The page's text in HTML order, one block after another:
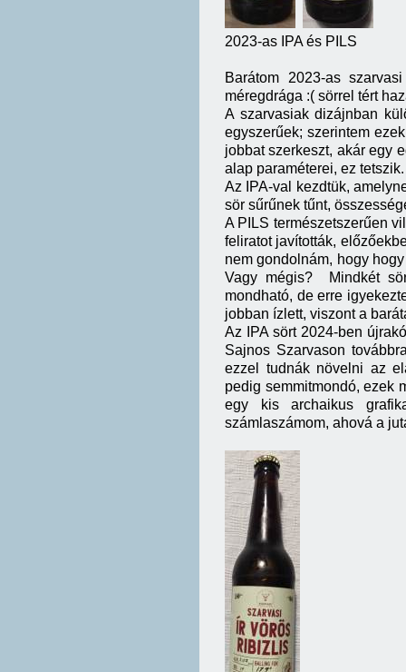
2023-as IPA és PILS
Barátom 2023-as
méregdrága :( sörrel tért
A szarvasiak dizájnban
egyszerűek; szerintem
jobbat szerkeszt, akár egy
alap paraméterei, ez tetszik.
Az IPA-val kezdtük,
sör sűrűnek tűnt,
A PILS természetszerűen
feliratot javították,
nem gondolnám, hogy
Vagy mégis? Mindkét
mondható, de erre
jobban ízlett, viszont a
Az IPA sört 2024-ben
Sajnos Szarvason
ezzel tudnák növelni az
pedig semmitmondó, ezek
egy kis archaikus
számlaszámom, ahová a